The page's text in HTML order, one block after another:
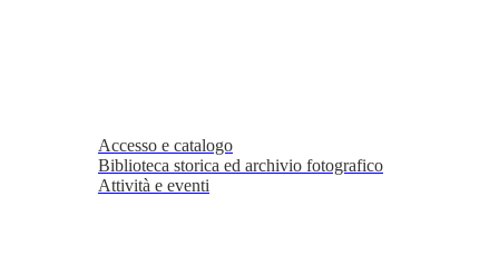
Accesso e catalogo
Biblioteca storica ed archivio fotografico
Attività e eventi